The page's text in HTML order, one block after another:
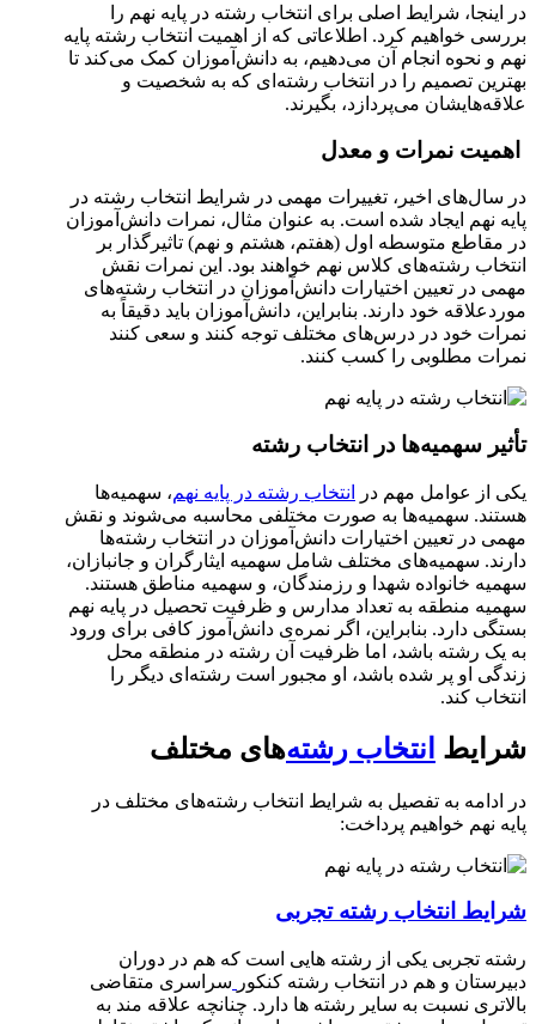
در اینجا، شرایط اصلی برای انتخاب رشته در پایه نهم را
بررسی خواهیم کرد. اطلاعاتی که از اهمیت انتخاب رشته پایه
نهم و نحوه انجام آن می‌دهیم، به دانش‌آموزان کمک می‌کند تا
بهترین تصمیم را در انتخاب رشته‌ای که به شخصیت و
علاقه‌هایشان می‌پردازد، بگیرند.
اهمیت نمرات و معدل
در سال‌های اخیر، تغییرات مهمی در شرایط انتخاب رشته در
پایه نهم ایجاد شده است. به عنوان مثال، نمرات دانش‌آموزان
در مقاطع متوسطه اول (هفتم، هشتم و نهم) تاثیرگذار بر
انتخاب رشته‌های کلاس نهم خواهند بود. این نمرات نقش
مهمی در تعیین اختیارات دانش‌آموزان در انتخاب رشته‌های
موردعلاقه خود دارند. بنابراین، دانش‌آموزان باید دقیقاً به
نمرات خود در درس‌های مختلف توجه کنند و سعی کنند
نمرات مطلوبی را کسب کنند.
تأثیر سهمیه‌ها در انتخاب رشته
یکی از عوامل مهم در انتخاب رشته در پایه نهم، سهمیه‌ها
هستند. سهمیه‌ها به صورت مختلفی محاسبه می‌شوند و نقش
مهمی در تعیین اختیارات دانش‌آموزان در انتخاب رشته‌ها
دارند. سهمیه‌های مختلف شامل سهمیه ایثارگران و جانبازان،
سهمیه خانواده شهدا و رزمندگان، و سهمیه مناطق هستند.
سهمیه منطقه به تعداد مدارس و ظرفیت تحصیل در پایه نهم
بستگی دارد. بنابراین، اگر نمره‌ی دانش‌آموز کافی برای ورود
به یک رشته باشد، اما ظرفیت آن رشته در منطقه محل
زندگی او پر شده باشد، او مجبور است رشته‌ای دیگر را
انتخاب کند.
شرایط انتخاب رشته‌های مختلف
در ادامه به تفصیل به شرایط انتخاب رشته‌های مختلف در
پایه نهم خواهیم پرداخت:
شرایط انتخاب رشته تجربی
رشته تجربی یکی از رشته هایی است که هم در دوران
دبیرستان و هم در انتخاب رشته کنکور سراسری متقاضی
بالاتری نسبت به سایر رشته ها دارد. چنانچه علاقه مند به